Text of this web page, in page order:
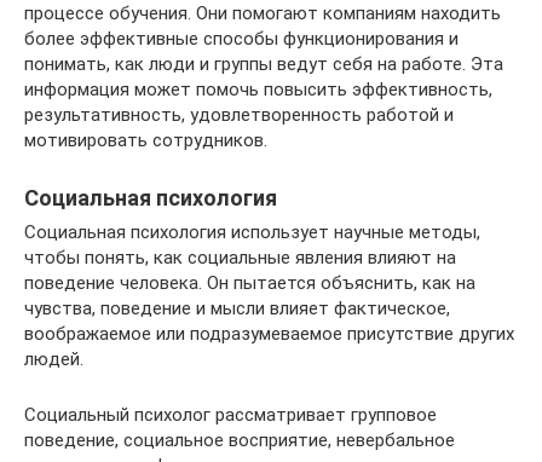
процессе обучения. Они помогают компаниям находить
более эффективные способы функционирования и
понимать, как люди и группы ведут себя на работе. Эта
информация может помочь повысить эффективность,
результативность, удовлетворенность работой и
мотивировать сотрудников.
Социальная психология
Социальная психология использует научные методы,
чтобы понять, как социальные явления влияют на
поведение человека. Он пытается объяснить, как на
чувства, поведение и мысли влияет фактическое,
воображаемое или подразумеваемое присутствие других
людей.
Социальный психолог рассматривает групповое
поведение, социальное восприятие, невербальное